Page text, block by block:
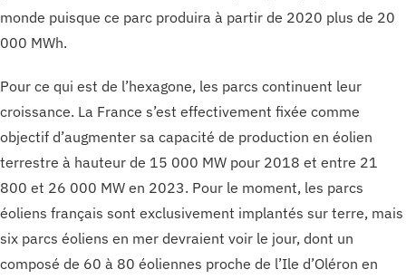
monde puisque ce parc produira à partir de 2020 plus de 20
000 MWh.
Pour ce qui est de l’hexagone, les parcs continuent leur
croissance. La France s’est effectivement fixée comme
objectif d’augmenter sa capacité de production en éolien
terrestre à hauteur de 15 000 MW pour 2018 et entre 21
800 et 26 000 MW en 2023. Pour le moment, les parcs
éoliens français sont exclusivement implantés sur terre, mais
six parcs éoliens en mer devraient voir le jour, dont un
composé de 60 à 80 éoliennes proche de l’Ile d’Oléron en